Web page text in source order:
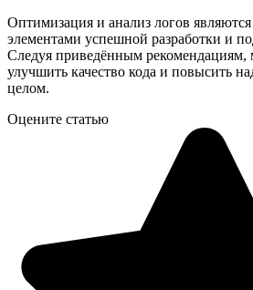
Оптимизация и анализ логов
элементами успешной разработки и
Следуя приведённым рекомендациям,
улучшить качество кода и повысить
целом.
Оцените статью